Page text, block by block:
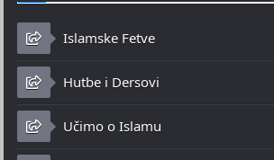
Islamske Fetve
Hutbe i Dersovi
Učimo o Islamu